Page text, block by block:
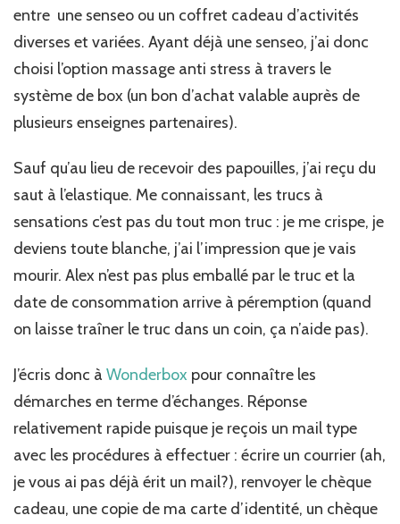
entre une senseo ou un coffret cadeau d’activités
diverses et variées. Ayant déjà une senseo, j’ai donc
choisi l’option massage anti stress à travers le
système de box (un bon d’achat valable auprès de
plusieurs enseignes partenaires).
Sauf qu’au lieu de recevoir des papouilles, j’ai reçu du
saut à l’elastique. Me connaissant, les trucs à
sensations c’est pas du tout mon truc : je me crispe, je
deviens toute blanche, j’ai l’impression que je vais
mourir. Alex n’est pas plus emballé par le truc et la
date de consommation arrive à péremption (quand
on laisse traîner le truc dans un coin, ça n’aide pas).
J’écris donc à Wonderbox pour connaître les
démarches en terme d’échanges. Réponse
relativement rapide puisque je reçois un mail type
avec les procédures à effectuer : écrire un courrier (ah,
je vous ai pas déjà érit un mail?), renvoyer le chèque
cadeau, une copie de ma carte d’identité, un chèque